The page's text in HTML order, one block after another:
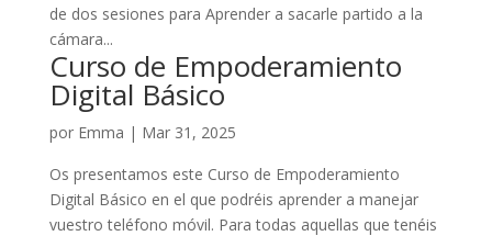
de dos sesiones para Aprender a sacarle partido a la
cámara...
Curso de Empoderamiento
Digital Básico
por Emma | Mar 31, 2025
Os presentamos este Curso de Empoderamiento
Digital Básico en el que podréis aprender a manejar
vuestro teléfono móvil. Para todas aquellas que tenéis